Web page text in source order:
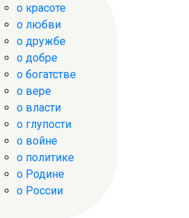
о красоте
о любви
о дружбе
о добре
о богатстве
о вере
о власти
о глупости
о войне
о политике
о Родине
о России